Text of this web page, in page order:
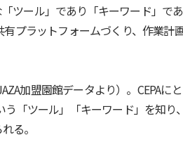
ツール」であり「キーワード」で
プラットフォームづくり、作業計
加盟園館データより）。CEPAに
「ツール」「キーワード」を知り
る。